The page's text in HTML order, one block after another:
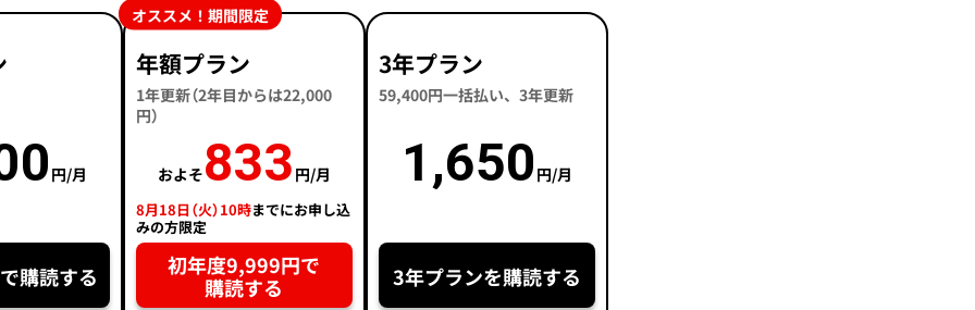
円/月
購読する
年額プラン
1年更新（2年目からは22,000
円）
およそ833 円/月
8月18日（火）10時までにお申し込
みの方限定
初年度9,999円で
購読する
オススメ！期間限定
3年プラン
59,400円一括払い、3年更新
1,650 円/月
3年プランを購読する